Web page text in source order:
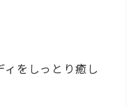
をしっとり癒し